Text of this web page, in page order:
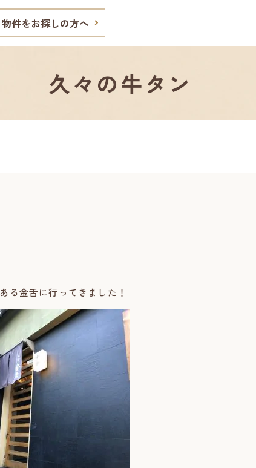
物件をお探しの方へ
久々の牛タン
る金舌に行ってきました！